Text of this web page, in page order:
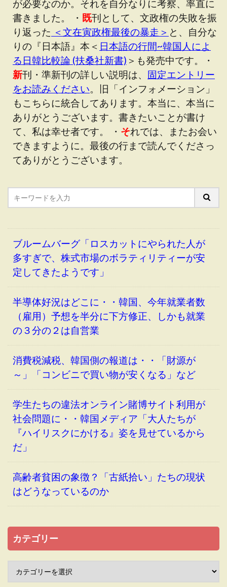
が必要なのか。それを自分なりに考察、率直に
書きました。 ・ 既刊として、文政権の失敗を振
り返った ＜文在寅政権最後の暴走＞ と、自分な
りの『日本語』本＜ 日本語の行間~韓国人によ
る日韓比較論 (扶桑社新書) ＞も発売中です。・
新刊・準新刊の詳しい説明は、 固定エントリー
をお読みください。旧「インフォメーション」
もこちらに統合してあります。本当に、本当に
ありがとうございます。書きたいことが書け
て、私は幸せ者です。 ・ それでは、またお会い
できますように。最後の行まで読んでくださっ
てありがとうございます。
ブルームバーグ「ロスカットにやられた人が
多すぎで、株式市場のボラティリティーが安
定してきたようです」
半導体好況はどこに・・韓国、今年就業者数
（雇用）予想を半分に下方修正、しかも就業
の３分の２は自営業
消費税減税、韓国側の報道は・・「財源が
～」「コンビニで買い物が安くなる」など
学生たちの違法オンライン賭博サイト利用が
社会問題に・・韓国メディア「大人たちが
『ハイリスクにかける』姿を見せているから
だ」
高齢者貧困の象徴？「古紙拾い」たちの現状
はどうなっているのか
カテゴリー